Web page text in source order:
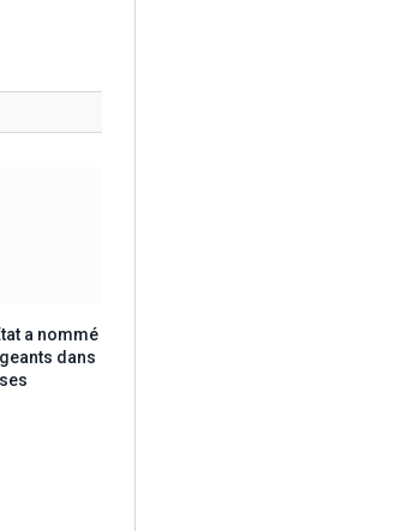
a nommé
dans